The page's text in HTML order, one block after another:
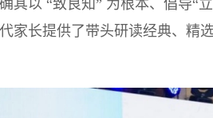
其以 “致良知” 为根本、倡导“
家长提供了带头研读经典、精